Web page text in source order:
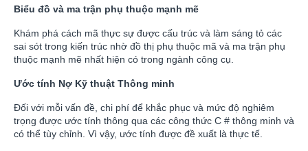
Biểu đồ và ma trận phụ thuộc mạnh mẽ
Khám phá cách mã thực sự được cấu trúc và làm sáng tỏ các
sai sót trong kiến trúc nhờ đồ thị phụ thuộc mã và ma trận phụ
thuộc mạnh mẽ nhất hiện có trong ngành công cụ.
Ước tính Nợ Kỹ thuật Thông minh
Đối với mỗi vấn đề, chi phí để khắc phục và mức độ nghiêm
trọng được ước tính thông qua các công thức C # thông minh và
có thể tùy chỉnh. Vì vậy, ước tính được đề xuất là thực tế.